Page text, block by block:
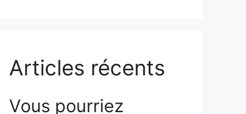
Articles récents
Vous pourriez